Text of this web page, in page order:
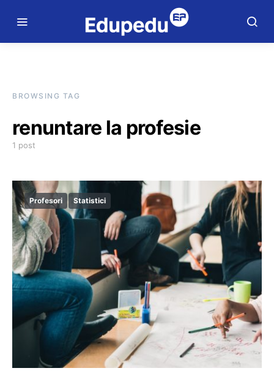
BROWSING TAG
renuntare la profesie
1 post
Profesori Statistici